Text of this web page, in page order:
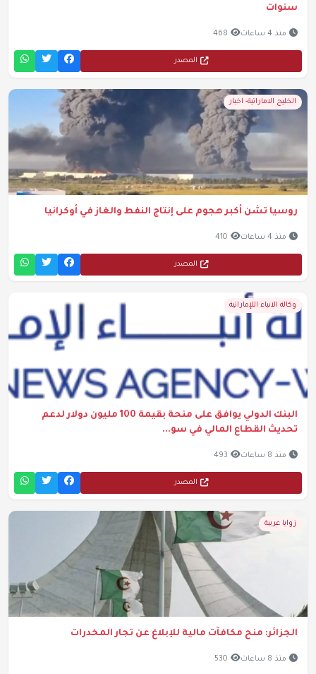
سنوات
منذ 4 ساعات 468
المصدر
الخليج الاماراتية- اخبار
روسيا تشن أكبر هجوم على إنتاج النفط والغاز في أوكرانيا
منذ 4 ساعات 410
المصدر
وكالة الانباء اللإماراتية
البنك الدولي يوافق على منحة بقيمة 100 مليون دولار لدعم
تحديث القطاع المالي في سو...
منذ 8 ساعات 493
المصدر
زوايا عربية
الجزائر: منح مكافآت مالية للإبلاغ عن تجار المخدرات
منذ 8 ساعات 530